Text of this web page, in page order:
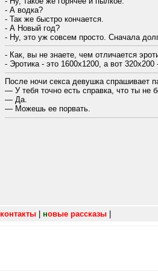
- А водка?
- Так же быстро кончается.
- А Новый год?
- Ну, это уж совсем просто. Сначала
- Как, вы не знаете, чем отличается
- Эротика - это 1600х1200, а вот 320х200
После ночи секса девушка спрашивает
— У тебя точно есть справка, что ты не
— Да.
— Можешь ее порвать.
контакты новые рассказы